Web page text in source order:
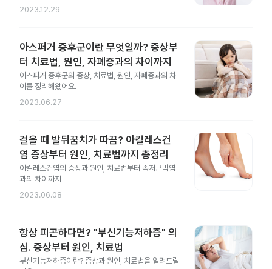
2023.12.29
아스퍼거 증후군이란 무엇일까? 증상부
터 치료법, 원인, 자폐증과의 차이까지
아스퍼거 증후군의 증상, 치료법, 원인, 자폐증과의 차
이를 정리해왔어요.
2023.06.27
걸을 때 발뒤꿈치가 따끔? 아킬레스건
염 증상부터 원인, 치료법까지 총정리
아킬레스건염의 증상과 원인, 치료법부터 족저근막염
과의 차이까지
2023.06.08
항상 피곤하다면? "부신기능저하증" 의
심. 증상부터 원인, 치료법
부신기능저하증이란? 증상과 원인, 치료법을 알려드릴